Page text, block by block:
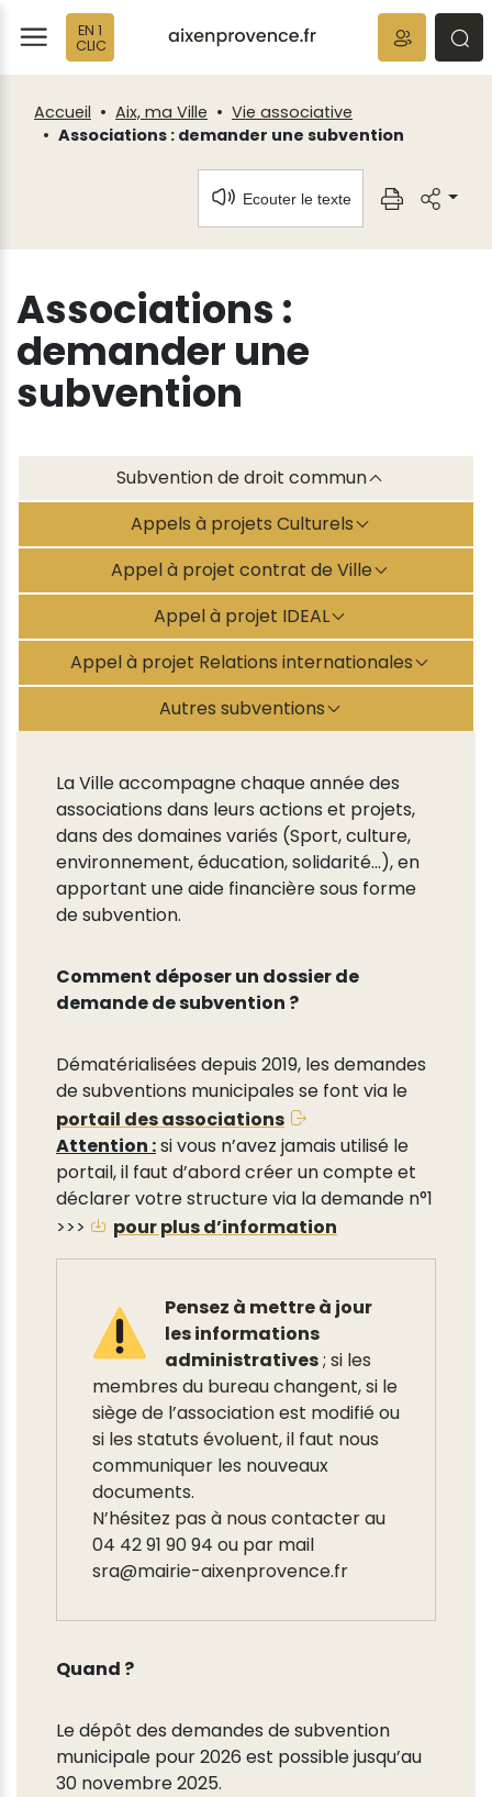
EN 1
CLIC
Accueil Aix, ma Ville
Vie associative
Associations : demander une subvention
Ecouter le texte
Associations :
demander une
subvention
Subvention de droit commun
Appels à projets Culturels
Appel à projet contrat de Ville
Appel à projet IDEAL
Appel à projet Relations internationales
Autres subventions
La Ville accompagne chaque année des
associations dans leurs actions et projets,
dans des domaines variés (Sport, culture,
environnement, éducation, solidarité…), en
apportant une aide financière sous forme
de subvention.
Comment déposer un dossier de
demande de subvention ?
Dématérialisées depuis 2019, les demandes
de subventions municipales se font via le
portail des associations
Attention :si vous n’avez jamais utilisé le
portail, il faut d’abord créer un compte et
déclarer votre structure via la demande n°1
>>>
pour plus d’information
Pensez à mettre à jour
les informations
administratives; si les
membres du bureau changent, si le
siège de l’association est modifié ou
si les statuts évoluent, il faut nous
communiquer les nouveaux
documents.
N’hésitez pas à nous contacter au
04 42 91 90 94 ou par mail
sra@mairie-aixenprovence.fr
Quand ?
Le dépôt des demandes de subvention
municipale pour 2026 est possible jusqu’au
30 novembre 2025.
Fenêtre
de
chat
Panneau de gestion des cookies